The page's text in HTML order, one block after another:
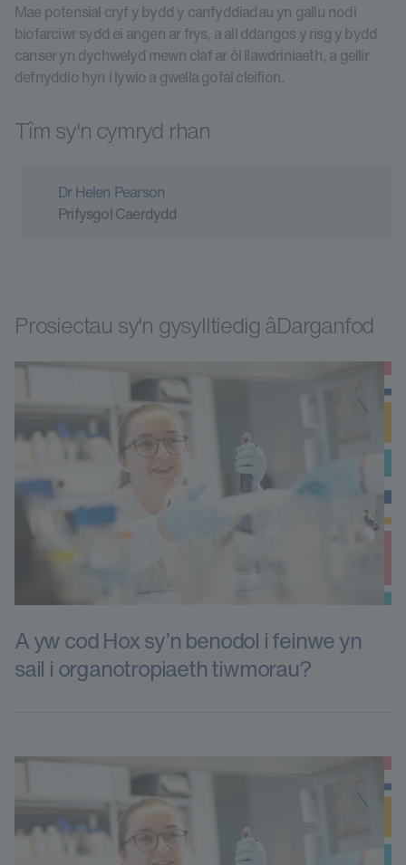
Mae potensial cryf y bydd y canfyddiadau yn gallu nodi
biofarciwr sydd ei angen ar frys, a all ddangos y risg y bydd
canser yn dychwelyd mewn claf ar ôl llawdriniaeth, a gellir
defnyddio hyn i lywio a gwella gofal cleifion.
Tîm sy'n cymryd rhan
Dr Helen Pearson
Prifysgol Caerdydd
Prosiectau sy'n gysylltiedig âDarganfod
A yw cod Hox sy’n benodol i feinwe yn
sail i organotropiaeth tiwmorau?